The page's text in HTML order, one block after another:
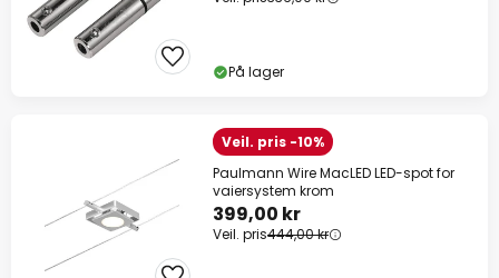
På lager
Veil. pris -10%
Paulmann Wire MacLED LED-spot for
vaiersystem krom
399,00 kr
Veil. pris444,00 kr